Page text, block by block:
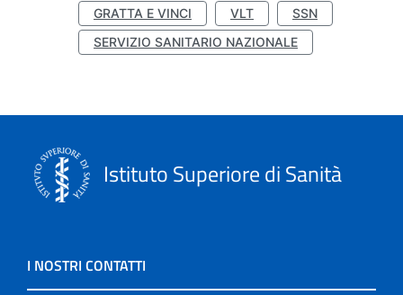
GRATTA E VINCI
VLT
SSN
SERVIZIO SANITARIO NAZIONALE
Istituto Superiore di Sanità
I NOSTRI CONTATTI